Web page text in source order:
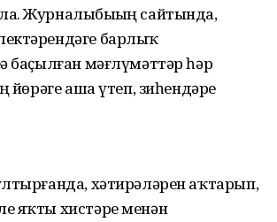
Журналыбыҙҙың сайтында,
барлыҡ
баҫылған мәғлүмәттәр һәр
йөрәге аша үтеп, зиһендәрҙе
хәтирәләрен аҡтарып,
яҡты хистәре менән